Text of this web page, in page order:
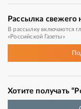
Рассылка свежего
В рассылку включаются
«Российской Газеты»
Хотите получать